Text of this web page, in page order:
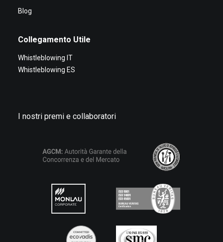
Blog
Collegamento Utile
Whistleblowing IT
Whistleblowing ES
I nostri premi e collaboratori